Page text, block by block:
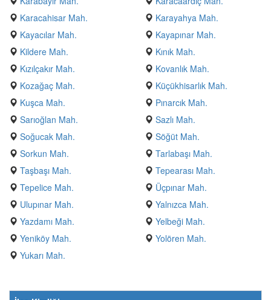
Karacahisar Mah.
Karayahya Mah.
Kayacılar Mah.
Kayapınar Mah.
Kildere Mah.
Kınık Mah.
Kızılçakır Mah.
Kovanlık Mah.
Kozağaç Mah.
Küçükhisarlık Mah.
Kuşca Mah.
Pınarcık Mah.
Sarıoğlan Mah.
Sazlı Mah.
Soğucak Mah.
Söğüt Mah.
Sorkun Mah.
Tarlabaşı Mah.
Taşbaşı Mah.
Tepearası Mah.
Tepelice Mah.
Üçpınar Mah.
Ulupınar Mah.
Yalnızca Mah.
Yazdamı Mah.
Yelbeği Mah.
Yeniköy Mah.
Yolören Mah.
Yukarı Mah.